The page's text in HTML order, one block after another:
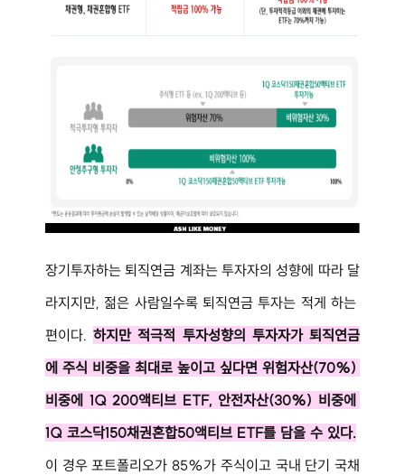
장기투자하는 퇴직연금 계좌는 투자자의 성향에 따라 달
라지지만, 젊은 사람일수록 퇴직연금 투자는 적게 하는
편이다. 하지만 적극적 투자성향의 투자자가 퇴직연금
에 주식 비중을 최대로 높이고 싶다면 위험자산(70%)
비중에 1Q 200액티브 ETF, 안전자산(30%) 비중에
1Q 코스닥150채권혼합50액티브 ETF를 담을 수 있다.
이 경우 포트폴리오가 85%가 주식이고 국내 단기 국채